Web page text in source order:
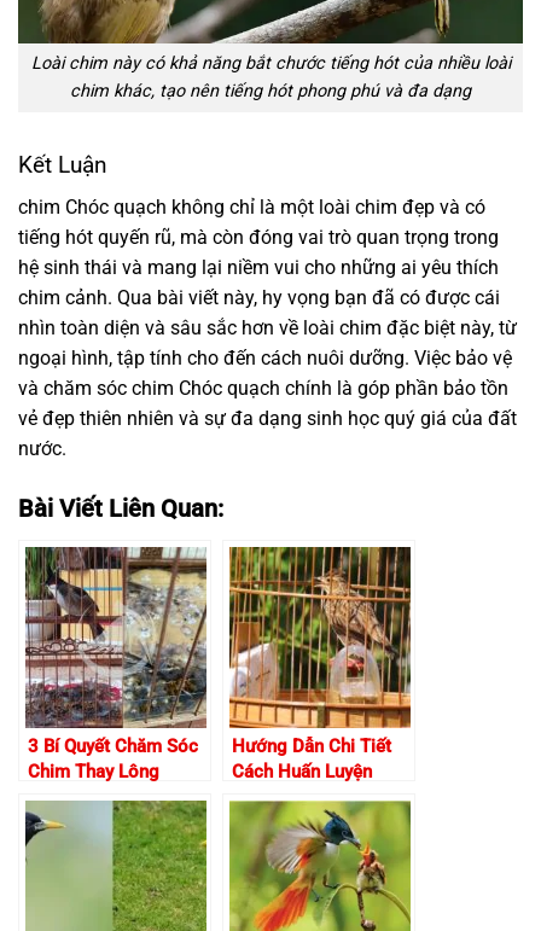
Loài chim này có khả năng bắt chước tiếng hót của nhiều loài
chim khác, tạo nên tiếng hót phong phú và đa dạng
Kết Luận
chim Chóc quạch không chỉ là một loài chim đẹp và có
tiếng hót quyến rũ, mà còn đóng vai trò quan trọng trong
hệ sinh thái và mang lại niềm vui cho những ai yêu thích
chim cảnh. Qua bài viết này, hy vọng bạn đã có được cái
nhìn toàn diện và sâu sắc hơn về loài chim đặc biệt này, từ
ngoại hình, tập tính cho đến cách nuôi dưỡng. Việc bảo vệ
và chăm sóc chim Chóc quạch chính là góp phần bảo tồn
vẻ đẹp thiên nhiên và sự đa dạng sinh học quý giá của đất
nước.
Bài Viết Liên Quan:
3 Bí Quyết Chăm Sóc
Chim Thay Lông
Chuẩn Từ Chuyên Gia
Hướng Dẫn Chi Tiết
Cách Huấn Luyện
Chim Sơn Ca Hót Hay